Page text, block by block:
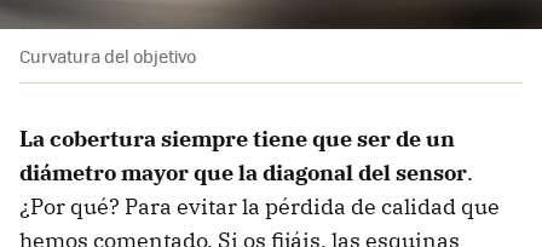
Curvatura del objetivo
La cobertura siempre tiene que ser de un
diámetro mayor que la diagonal del sensor.
¿Por qué? Para evitar la pérdida de calidad que
hemos comentado. Si os fijáis, las esquinas